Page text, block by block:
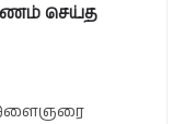
செய்த
இளைஞரை